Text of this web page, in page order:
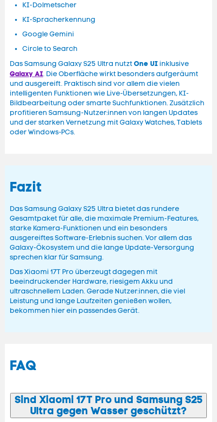
KI-Dolmetscher
KI-Spracherkennung
Google Gemini
Circle to Search
Das Samsung Galaxy S25 Ultra nutztOne UI inklusive
Galaxy AI. Die Oberfläche wirkt besonders aufgeräumt
und ausgereift. Praktisch sind vor allem die vielen
intelligenten Funktionen wie Live-Übersetzungen, KI-
Bildbearbeitung oder smarte Suchfunktionen. Zusätzlich
profitieren Samsung-Nutzer:innen von langen Updates
und der starken Vernetzung mit Galaxy Watches, Tablets
oder Windows-PCs.
Fazit
Das Samsung Galaxy S25 Ultra bietet das rundere
Gesamtpaket für alle, die maximale Premium-Features,
starke Kamera-Funktionen und ein besonders
ausgereiftes Software-Erlebnis suchen. Vor allem das
Galaxy-Ökosystem und die lange Update-Versorgung
sprechen klar für Samsung.
Das Xiaomi 17T Pro überzeugt dagegen mit
beeindruckender Hardware, riesigem Akku und
ultraschnellem Laden. Gerade Nutzer:innen, die viel
Leistung und lange Laufzeiten genießen wollen,
bekommen hier ein passendes Gerät.
FAQ
Sind Xiaomi 17T Pro und Samsung S25
Ultra gegen Wasser geschützt?